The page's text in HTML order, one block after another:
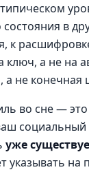
в
а не на
, а не конечная
во сне —
уже
указывать